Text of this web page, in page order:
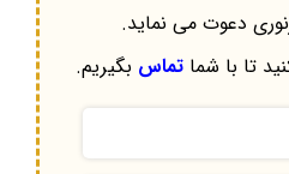
دعوت می نماید.
تا با شماتماس بگیریم.